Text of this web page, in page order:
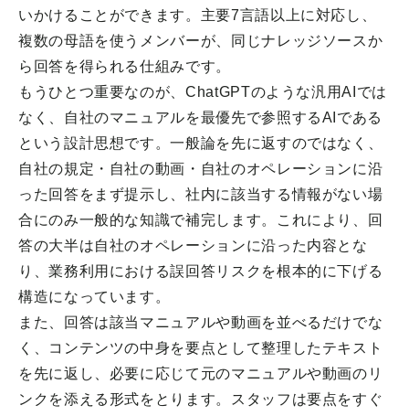
いかけることができます。主要7言語以上に対応し、
複数の母語を使うメンバーが、同じナレッジソースか
ら回答を得られる仕組みです。
もうひとつ重要なのが、ChatGPTのような汎用AIでは
なく、自社のマニュアルを最優先で参照するAIである
という設計思想です。一般論を先に返すのではなく、
自社の規定・自社の動画・自社のオペレーションに沿
った回答をまず提示し、社内に該当する情報がない場
合にのみ一般的な知識で補完します。これにより、回
答の大半は自社のオペレーションに沿った内容とな
り、業務利用における誤回答リスクを根本的に下げる
構造になっています。
また、回答は該当マニュアルや動画を並べるだけでな
く、コンテンツの中身を要点として整理したテキスト
を先に返し、必要に応じて元のマニュアルや動画のリ
ンクを添える形式をとります。スタッフは要点をすぐ